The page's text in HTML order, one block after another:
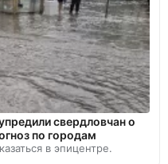
свердловчан о
по городам
в эпицентре.